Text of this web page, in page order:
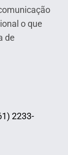
o que
de
2233-